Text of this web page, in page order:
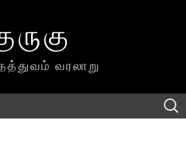
வரலாறு
Searc
h for: